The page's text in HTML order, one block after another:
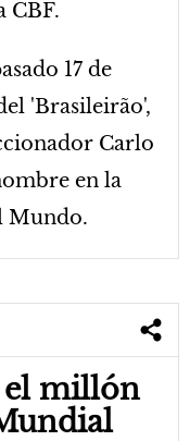
CBF.
17 de
'Brasileirão',
Carlo
en la
Mundo.
el millón